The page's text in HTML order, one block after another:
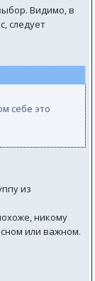
Видимо, в
следует
себе это
из
никому
или важном.